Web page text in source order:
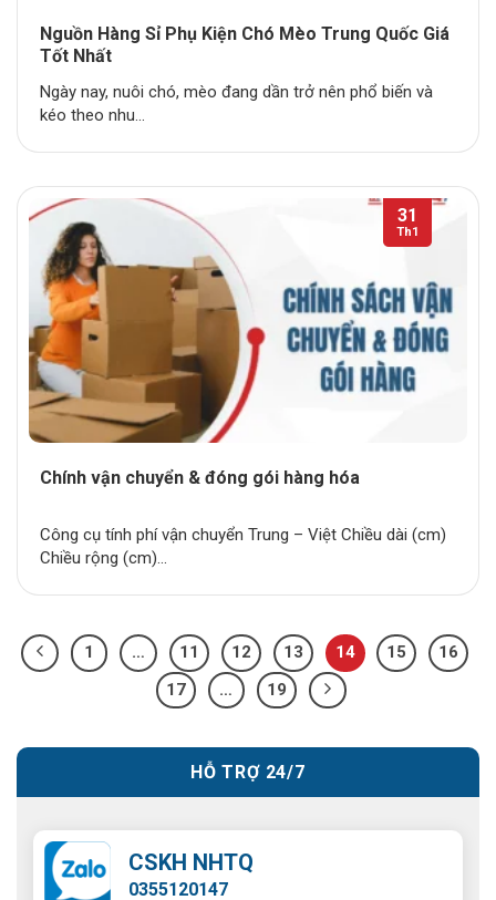
Nguồn Hàng Sỉ Phụ Kiện Chó Mèo Trung Quốc Giá
Tốt Nhất
Ngày nay, nuôi chó, mèo đang dần trở nên phổ biến và
kéo theo nhu...
Chính vận chuyển & đóng gói hàng hóa
Công cụ tính phí vận chuyển Trung – Việt Chiều dài (cm)
Chiều rộng (cm)...
31
Th1
1 … 11 12 13 14 15
16
17
… 19
HỖ TRỢ 24/7
CSKH NHTQ
0355120147